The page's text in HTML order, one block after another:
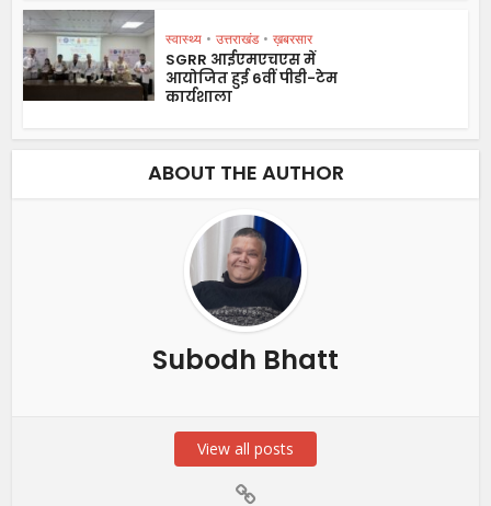
स्वास्थ्य • उत्तराखंड • ख़बरसार
SGRR आईएमएचएस में
आयोजित हुई 6वीं पीडी-टेम
कार्यशाला
ABOUT THE AUTHOR
Subodh Bhatt
View all posts